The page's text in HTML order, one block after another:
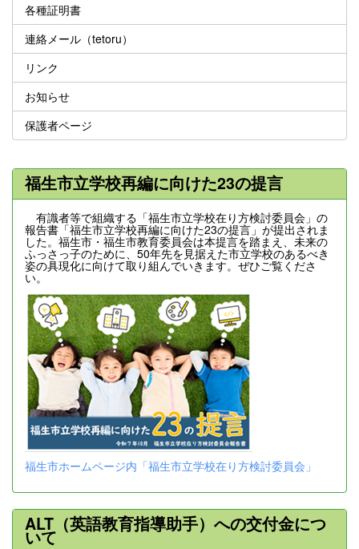
各種証明書
連絡メール（tetoru）
リンク
お知らせ
保護者ページ
福生市立学校再編に向けた23の提言
有識者等で組織する「福生市立学校在り方検討委員会」の
報告書「福生市立学校再編に向けた23の提言」が提出されま
した。福生市・福生市教育委員会は本提言を踏まえ、未来の
ふっさっ子のために、50年先を見据えた市立学校のあるべき
姿の具現化に向けて取り組んでいきます。ぜひご覧くださ
い。
福生市ホームページ内「福生市立学校在り方検討委員会」
ALT（英語教育指導助手）への交付金につ
いて